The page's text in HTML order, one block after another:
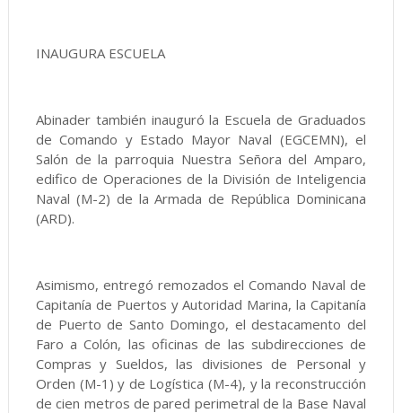
INAUGURA ESCUELA
Abinader también inauguró la Escuela de Graduados
de Comando y Estado Mayor Naval (EGCEMN), el
Salón de la parroquia Nuestra Señora del Amparo,
edifico de Operaciones de la División de Inteligencia
Naval (M-2) de la Armada de República Dominicana
(ARD).
Asimismo, entregó remozados el Comando Naval de
Capitanía de Puertos y Autoridad Marina, la Capitanía
de Puerto de Santo Domingo, el destacamento del
Faro a Colón, las oficinas de las subdirecciones de
Compras y Sueldos, las divisiones de Personal y
Orden (M-1) y de Logística (M-4), y la reconstrucción
de cien metros de pared perimetral de la Base Naval